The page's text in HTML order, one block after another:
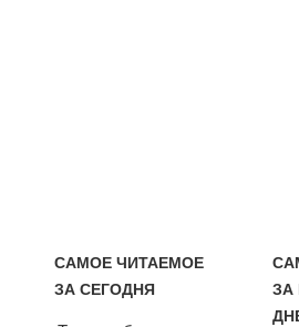
САМОЕ ЧИТАЕМОЕ
ЗА СЕГОДНЯ
ЗА